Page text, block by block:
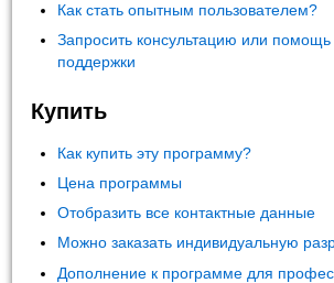
Как стать опытным пользователем?
Запросить консультацию или помощь
поддержки
Купить
Как купить эту программу?
Цена программы
Отобразить все контактные данные
Можно заказать индивидуальную
Дополнение к программе для